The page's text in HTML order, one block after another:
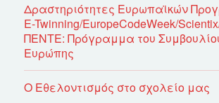
Δραστηριότητες Ευρωπαϊκών
E-Twinning/EuropeCodeWeek/
ΠΕΝΤΕ: Πρόγραμμα του
Ευρώπης
Ο Εθελοντισμός στο σχολείο μας